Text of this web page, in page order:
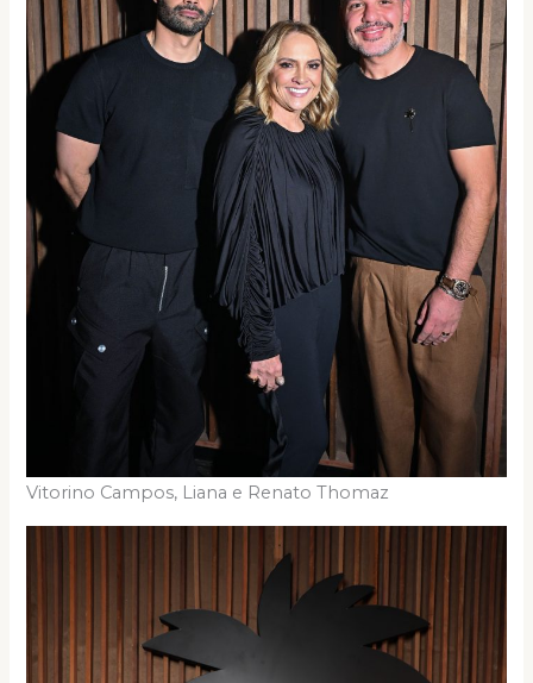
Vitorino Campos, Liana e Renato Thomaz